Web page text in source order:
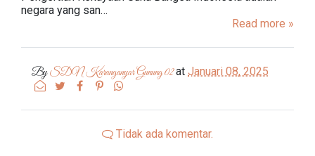
negara yang san…
Read more »
BySDN Karanganyar Gunung 02at Januari 08, 2025
Tidak ada komentar.